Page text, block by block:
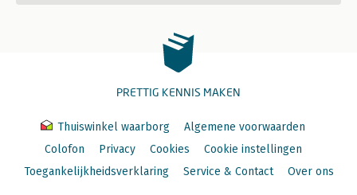
PRETTIG KENNIS MAKEN
Thuiswinkel waarborg
Algemene voorwaarden
Colofon
Privacy Cookies
Cookie instellingen
Toegankelijkheidsverklaring
Service & Contact Over ons